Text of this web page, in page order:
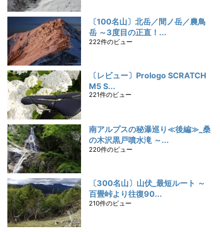
〔100名山〕北岳／間ノ岳／農鳥
岳 ～3度目の正直！...
222件のビュー
〔レビュー〕Prologo SCRATCH
M5 S...
221件のビュー
南アルプスの秘瀑巡り≪後編≫_桑
の木沢黒戸噴水滝 ～...
220件のビュー
〔300名山〕山伏_最短ルート ～
百畳峠より往復90...
210件のビュー